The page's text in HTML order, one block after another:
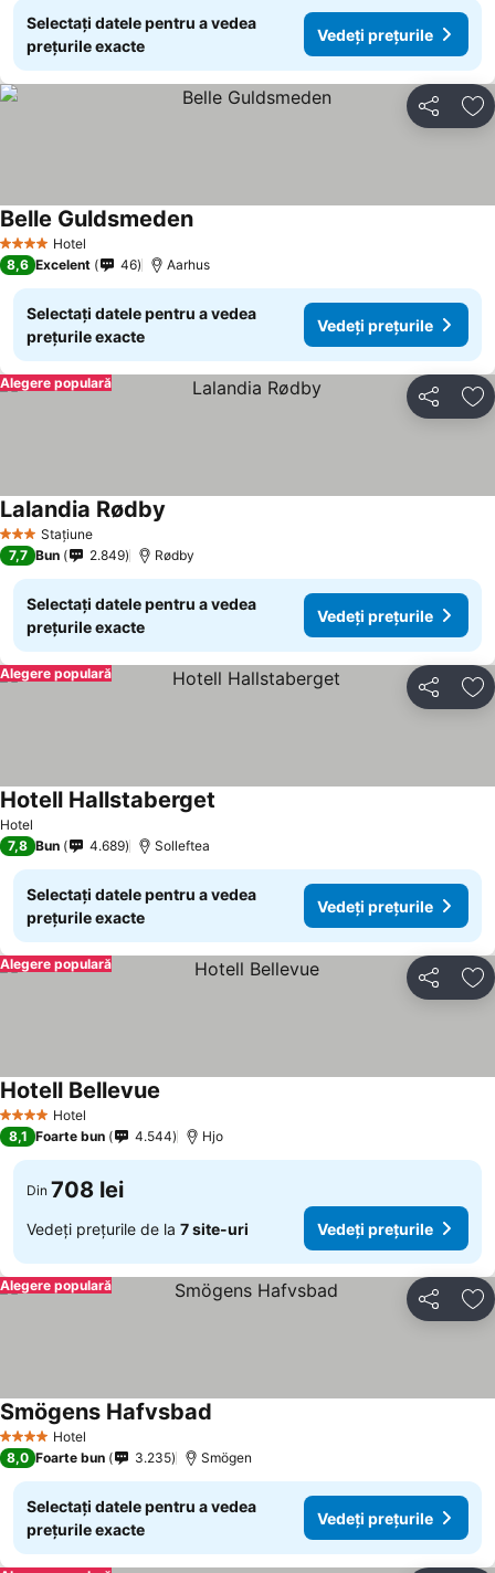
Selectați datele pentru a vedea
prețurile exacte
Vedeți prețurile
Distribuiți
4 Stele Hotel
Belle Guldsmeden
8,6 Excelent 46 Aarhus
Selectați datele pentru a vedea
prețurile exacte
Vedeți prețurile
Distribuiți
Alegere populară
3 SteleStațiune
Lalandia Rødby
7,7 Bun 2.849 Rødby
Selectați datele pentru a vedea
prețurile exacte
Vedeți prețurile
Distribuiți
Alegere populară
Hotel
Hotell Hallstaberget
7,8 Bun 4.689 Solleftea
Selectați datele pentru a vedea
prețurile exacte
Vedeți prețurile
Distribuiți
Alegere populară
4 Stele Hotel
Hotell Bellevue
8,1 Foarte bun 4.544 Hjo
Din 708 lei
Vedeți prețurile de la 7 site-uri Vedeți prețurile
Distribuiți
Alegere populară
4 Stele Hotel
Smögens Hafvsbad
8,0 Foarte bun 3.235 Smögen
Selectați datele pentru a vedea
prețurile exacte
Vedeți prețurile